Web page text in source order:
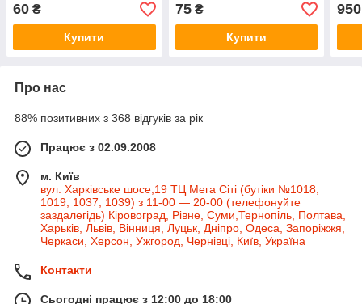
60 ₴
Купити
75₴
Купити
950
Про нас
88% позитивних з 368 відгуків за рік
Працює з 02.09.2008
м. Київ
вул. Харківське шосе,19 ТЦ Мега Сіті (бутіки №1018,
1019, 1037, 1039) з 11-00 — 20-00 (телефонуйте
заздалегідь) Кіровоград, Рівне, Суми,Тернопіль, Полтава,
Харьків, Львів, Вінниця, Луцьк, Дніпро, Одеса, Запоріжжя,
Черкаси, Херсон, Ужгород, Чернівці, Київ, Україна
Контакти
Сьогодні працює з 12:00 до 18:00